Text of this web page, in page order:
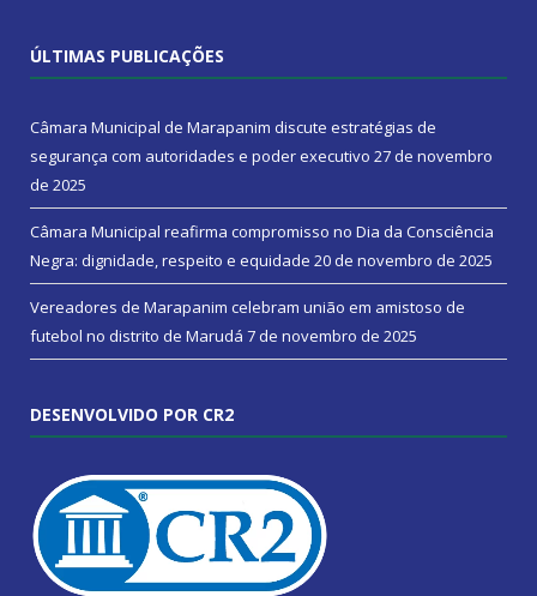
ÚLTIMAS PUBLICAÇÕES
Câmara Municipal de Marapanim discute estratégias de
segurança com autoridades e poder executivo 27 de novembro
de 2025
Câmara Municipal reafirma compromisso no Dia da Consciência
Negra: dignidade, respeito e equidade 20 de novembro de 2025
Vereadores de Marapanim celebram união em amistoso de
futebol no distrito de Marudá 7 de novembro de 2025
DESENVOLVIDO POR CR2